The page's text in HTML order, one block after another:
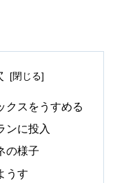
クスをうすめる
ンに投入
の様子
うす